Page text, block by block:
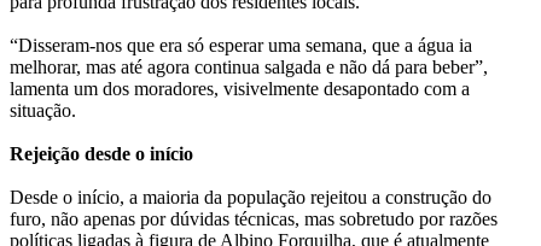
“Disseram-nos que era só esperar uma semana, que a água ia
melhorar, mas até agora continua salgada e não dá para beber”,
lamenta um dos moradores, visivelmente desapontado com a
situação.
Rejeição desde o início
Desde o início, a maioria da população rejeitou a construção do
furo, não apenas por dúvidas técnicas, mas sobretudo por razões
políticas ligadas à figura de Albino Forquilha, que é atualmente